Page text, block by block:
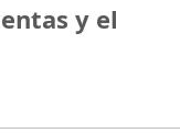
y el